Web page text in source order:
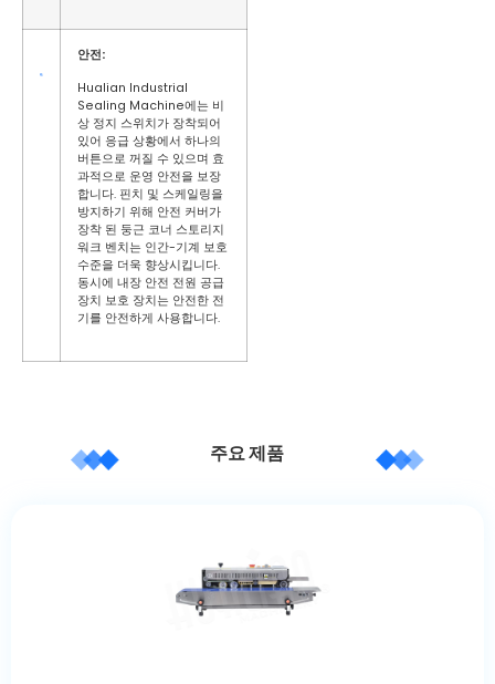
안전:
Hualian Industrial
Sealing Machine에는 비
상 정지 스위치가 장착되어
있어 응급 상황에서 하나의
버튼으로 꺼질 수 있으며 효
과적으로 운영 안전을 보장
합니다. 핀치 및 스케일링을
방지하기 위해 안전 커버가
장착 된 둥근 코너 스토리지
워크 벤치는 인간-기계 보호
수준을 더욱 향상시킵니다.
동시에 내장 안전 전원 공급
장치 보호 장치는 안전한 전
기를 안전하게 사용합니다.
주요 제품